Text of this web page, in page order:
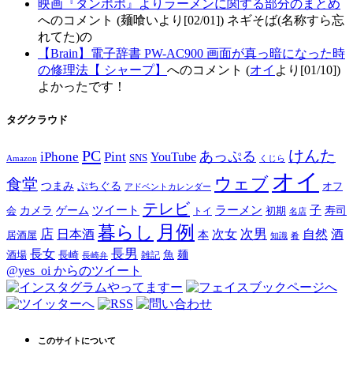
映画『タンポポ』よりラーメンに関する部分のまとめ
へのコメント (麺喰いより[02/01]) ネギそば(名称すら忘
れてた)の
【Brain】電子辞書 PW-AC900 画面が真っ暗になった時
の修理法【 シャープ】 へのコメント (オイ より[01/10])
よかったです！
タグクラウド
Amazon iPhone PC Pint SNS YouTube あっぷる くじら けんた
食堂 つまみ ぷちぐる アドベントカレンダー ウェブ オイ オフ
会 カメラ ゲーム ツイート テレビ トイ ラーメン 初期 名店 子 寿司
居酒屋 店 日本酒 暮らし 月例 本 次女 次男 知識 肴 自然 酒
酒場 長女 長崎 長崎弁 長男 雑記 魚 麺
@yes_oi からのツイート
このサイトについて